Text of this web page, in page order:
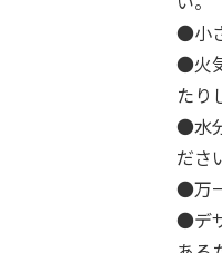
●小
●火
たり
●水
ださ
●万
●デ